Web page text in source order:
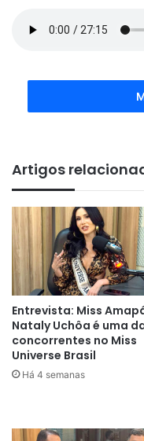
Artigos
Entrevista: Miss
Nataly Uchôa é uma
concorrentes no Miss
Universe Brasil
Há 4 semanas